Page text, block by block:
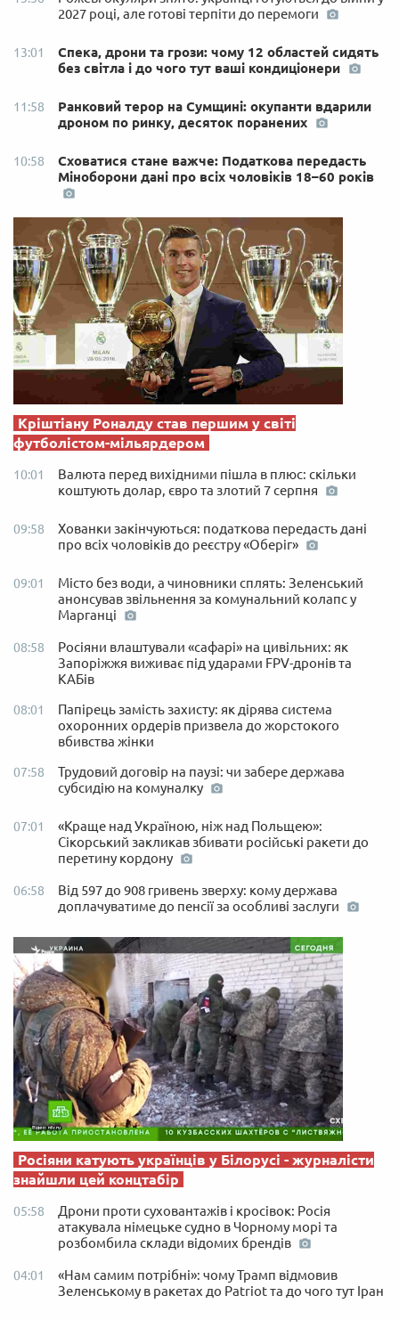
2027 році, але готові терпіти до перемоги
13:01
Спека, дрони та грози: чому 12 областей сидять
без світла і до чого тут ваші кондиціонери
11:58
Ранковий терор на Сумщині: окупанти вдарили
дроном по ринку, десяток поранених
10:58
Сховатися стане важче: Податкова передасть
Міноборони дані про всіх чоловіків 18–60 років
Кріштіану Роналду став першим у світі
футболістом-мільярдером
10:01
Валюта перед вихідними пішла в плюс: скільки
коштують долар, євро та злотий 7 серпня
09:58
Хованки закінчуються: податкова передасть дані
про всіх чоловіків до реєстру «Оберіг»
09:01
Місто без води, а чиновники сплять: Зеленський
анонсував звільнення за комунальний колапс у
Марганці
08:58
Росіяни влаштували «сафарі» на цивільних: як
Запоріжжя виживає під ударами FPV-дронів та
КАБів
08:01
Папірець замість захисту: як дірява система
охоронних ордерів призвела до жорстокого
вбивства жінки
07:58
Трудовий договір на паузі: чи забере держава
субсидію на комуналку
07:01
«Краще над Україною, ніж над Польщею»:
Сікорський закликав збивати російські ракети до
перетину кордону
06:58
Від 597 до 908 гривень зверху: кому держава
доплачуватиме до пенсії за особливі заслуги
Росіяни катують українців у Білорусі - журналісти
знайшли цей концтабір
05:58
Дрони проти суховантажів і кросівок: Росія
атакувала німецьке судно в Чорному морі та
розбомбила склади відомих брендів
04:01
«Нам самим потрібні»: чому Трамп відмовив
Зеленському в ракетах до Patriot та до чого тут Іран